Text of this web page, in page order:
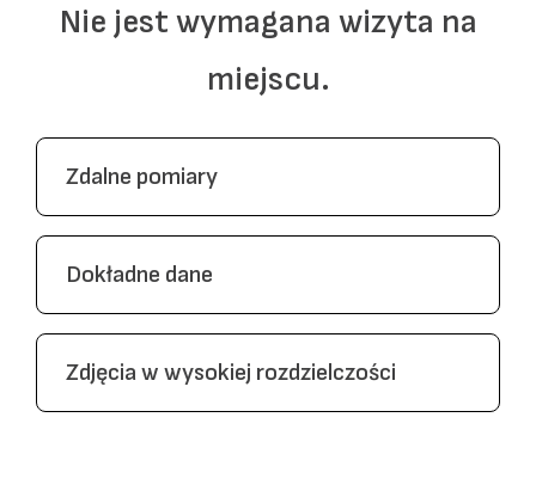
Nie jest wymagana wizyta na
miejscu.
Zdalne pomiary
Zamawianie raportów z telefonu lub komputera -
bez konieczności wizyty na miejscu.
Dokładne dane
Zapewniamy, że nasze pomiary są najdokładniejsze
na rynku.
Zdjęcia w wysokiej rozdzielczości
Uzyskaj wysokiej rozdzielczości zdjęcia